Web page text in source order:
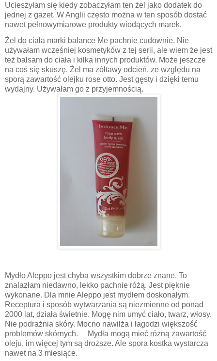
Ucieszyłam się kiedy zobaczyłam ten żel jako dodatek do
jednej z gazet. W Anglii często można w ten sposób dostać
nawet pełnowymiarowe produkty wiodących marek.
Żel do ciała marki balance Me pachnie cudownie. Nie
używałam wcześniej kosmetyków z tej serii, ale wiem że jest
też balsam do ciała i kilka innych produktów. Może jeszcze
na coś się skuszę. Żel ma żółtawy odcień, ze względu na
sporą zawartość olejku rose otto. Jest gęsty i dzięki temu
wydajny. Używałam go z przyjemnością.
Mydło Aleppo jest chyba wszystkim dobrze znane. To
znalazłam niedawno, lekko pachnie różą. Jest pięknie
wykonane. Dla mnie Aleppo jest mydłem doskonałym.
Receptura i sposób wytwarzania są niezmienne od ponad
2000 lat, działa świetnie. Mogę nim umyć ciało, twarz, włosy.
Nie podrażnia skóry. Mocno nawilża i łagodzi większość
problemów skórnych.
Mydła mogą mieć różną zawartość
oleju, im więcej tym są droższe. Ale spora kostka wystarcza
nawet na 3 miesiące.